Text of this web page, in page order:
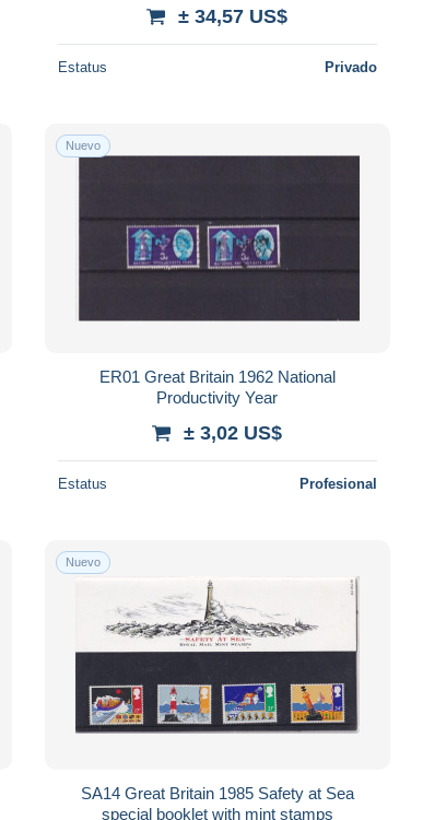
± 34,57 US$
Estatus Privado
Nuevo
ER01 Great Britain 1962 National
Productivity Year
± 3,02 US$
Estatus Profesional
Nuevo
SA14 Great Britain 1985 Safety at Sea
special booklet with mint stamps